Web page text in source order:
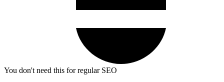
You don't need this for regular SEO